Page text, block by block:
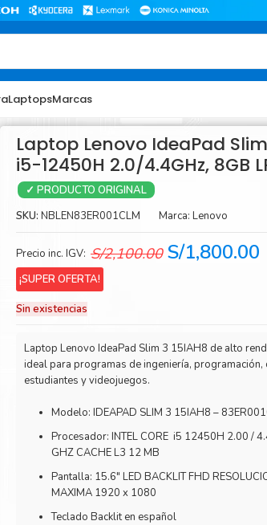
TONER
Toner Lexmark
Toner Kyocera
Toner Canon
LaptopsMarcas
Laptop Lenovo IdeaPad Slim
i5-12450H 2.0/4.4GHz, 8GB
✓ PRODUCTO ORIGINAL
SKU: NBLEN83ER001CLM Marca: Lenovo
Precio inc. IGV: S/2,100.00 El
S/2,100.00.
S/1,800.00El
¡SUPER OFERTA!
Sin existencias
Laptop Lenovo IdeaPad Slim 3 15IAH8 de alto
ideal para programas de ingeniería, programación,
estudiantes y videojuegos.
Modelo: IDEAPAD SLIM 3 15IAH8 –
Procesador: INTEL CORE i5 12450H 2.00 /
GHZ CACHE L3 12 MB
Pantalla: 15.6″ LED BACKLIT FHD
MAXIMA 1920 x 1080
Teclado Backlit en español